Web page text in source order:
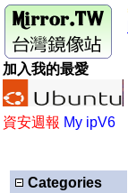
加入我的最愛
資安週報 My ipV6
Categories